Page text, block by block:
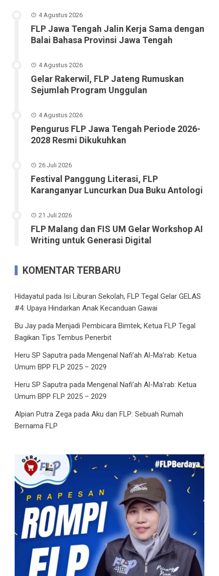
4 Agustus 2026
FLP Jawa Tengah Jalin Kerja Sama dengan
Balai Bahasa Provinsi Jawa Tengah
4 Agustus 2026
Gelar Rakerwil, FLP Jateng Rumuskan
Sejumlah Program Unggulan
4 Agustus 2026
Pengurus FLP Jawa Tengah Periode 2026-
2028 Resmi Dikukuhkan
26 Juli 2026
Festival Panggung Literasi, FLP
Karanganyar Luncurkan Dua Buku Antologi
21 Juli 2026
FLP Malang dan FIS UM Gelar Workshop AI
Writing untuk Generasi Digital
KOMENTAR TERBARU
Hidayatul pada Isi Liburan Sekolah, FLP Tegal Gelar GELAS
#4: Upaya Hindarkan Anak Kecanduan Gawai
Bu Jay pada Menjadi Pembicara Bimtek, Ketua FLP Tegal
Bagikan Tips Tembus Penerbit
Heru SP Saputra pada Mengenal Nafi’ah Al-Ma’rab: Ketua
Umum BPP FLP 2025 – 2029
Heru SP Saputra pada Mengenal Nafi’ah Al-Ma’rab: Ketua
Umum BPP FLP 2025 – 2029
Alpian Putra Zega pada Aku dan FLP: Sebuah Rumah
Bernama FLP